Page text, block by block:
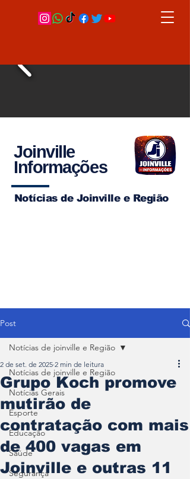
Joinville
Informações
Notícias de Joinville e Região
Post
Notícias de joinville e Região
Notícias Gerais
Esporte
Educação
Saúde
Segurança
Notícias de joinville e Região
Grupo Koch promove
mutirão de
contratação com mais
de 400 vagas em
Joinville e outras 11
2 de set. de 2025 2 min de leitura